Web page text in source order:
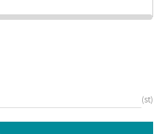
st